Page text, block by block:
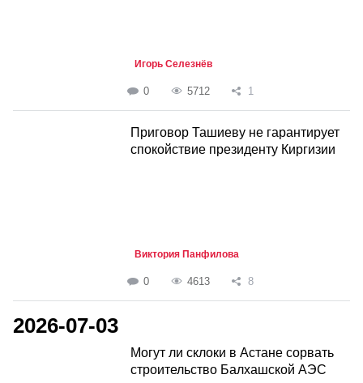
Игорь Селезнёв
0 5712 1
Приговор Ташиеву не гарантирует
спокойствие президенту Киргизии
Виктория Панфилова
0 4613 8
2026-07-03
Могут ли склоки в Астане сорвать
строительство Балхашской АЭС